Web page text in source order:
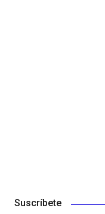
Suscríbete